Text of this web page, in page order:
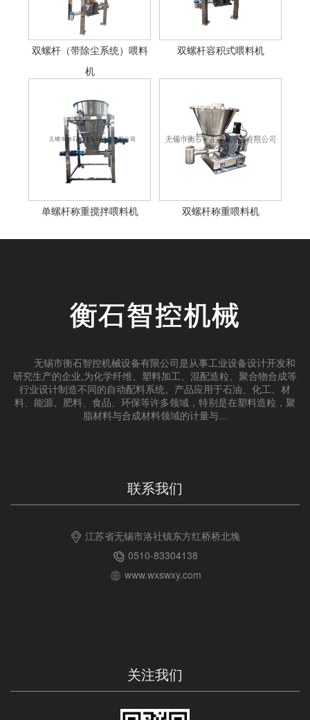
双螺杆（带除尘系统）喂料
机
双螺杆容积式喂料机
单螺杆称重搅拌喂料机 双螺杆称重喂料机
无锡市衡石智控机械设备有限公司是从事工业设备设计开发和
研究生产的企业,为化学纤维、塑料加工、混配造粒、聚合物合成等
行业设计制造不同的自动配料系统。产品应用于石油、化工、材
料、能源、肥料、食品、环保等许多领域，特别是在塑料造粒，聚
脂材料与合成材料领域的计量与...
联系我们
江苏省无锡市洛社镇东方红桥桥北堍
0510-83304138
www.wxswxy.com
关注我们